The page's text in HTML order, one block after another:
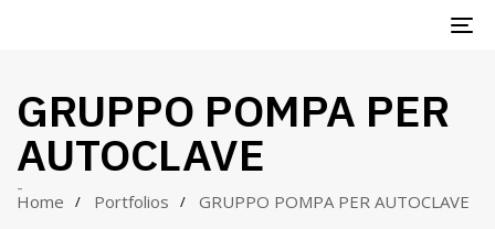
GRUPPO POMPA PER
AUTOCLAVE
-
Home Portfolios GRUPPO POMPA PER AUTOCLAVE